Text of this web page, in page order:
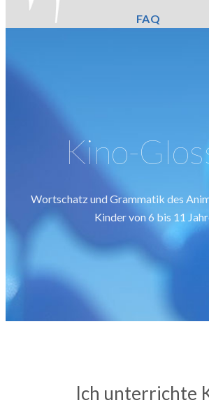
FAQ
Kino-
Wortschatz und Grammatik des
Kinder von 6 bis 11
Ich unterrichte